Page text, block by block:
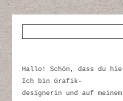
Hallo! Schön, dass du
Ich bin Grafik-
designerin und auf